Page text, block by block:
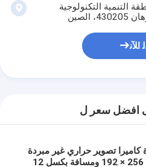
التنمية التكنولوجية
ﺍﻶﻧ
افضل سعر ل
كاميرا تصوير حراري غير مبردة
بدقة 256 × 192 ومسافة بكسل 12